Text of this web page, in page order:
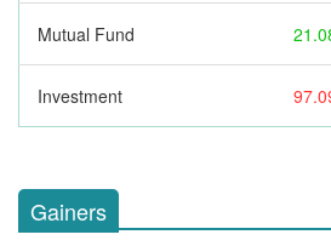
Mutual Fund
Investment
Gainers